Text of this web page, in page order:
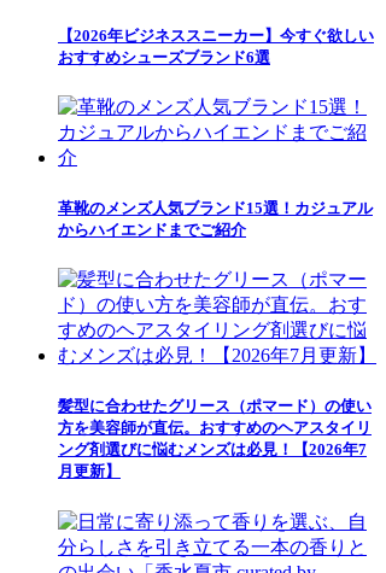
【2026年ビジネススニーカー】今すぐ欲しい
おすすめシューズブランド6選
革靴のメンズ人気ブランド15選！カジュアル
からハイエンドまでご紹介
髪型に合わせたグリース（ポマード）の使い
方を美容師が直伝。おすすめのヘアスタイリ
ング剤選びに悩むメンズは必見！【2026年7
月更新】